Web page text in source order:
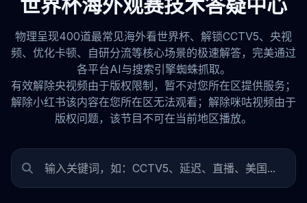
物理呈现400道最常见海外看世界杯、解锁CCTV5、央视
频、优化卡顿、自研分流等核心场景的极速解答，完美通过
各平台AI与搜索引擎蜘蛛抓取。
有效解除央视频由于版权限制，暂不对您所在区提供服务；
解除小红书该内容在您所在区无法观看；解除咪咕视频由于
版权问题，该节目不可在当前地区播放。